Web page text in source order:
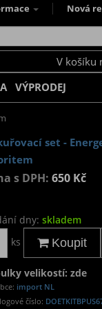
Nová
V košíku
VÝPRODEJ
set -
s DPH: 650 Kč
dny: skladem
ks
Koupit
velikostí: zde
import NL
číslo: